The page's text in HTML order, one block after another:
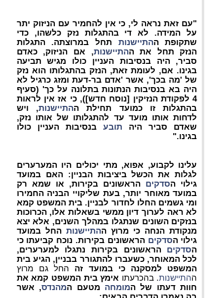
"עם זאת נראה לי, כי אין להחמיר עם הניזוק יתר
על המידה. לא די בהתגלות נזק כלשהו, כדי
שתקופת ההתיישנות תחל במרוצתה. התגלות
הנזק תחל את ההתיישנות, אם הניזוק, כאדם
סביר, היה בנסיבות העניין כולו מגיש תביעה
בגינו. אם, לעומת זאת, הנזק בהתגלותו הוא נזק
של 'מה בכך', אשר 'אדם בר-דעת ומזג כרגיל לא
היה בא בנסיבות הנתונות בתלונה על כך' (סעיף
4 לפקודת הנזיקין [נוסח חדש]), כי אז אין לראות
בהתגלות זו כמועד תחילת ההתיישנות, ויש
לדחות אותו מועד עד להתגלותו של אותו נזק,
שאדם סביר היה תובע בנסיבות העניין כולו
בגינו."
עלינו לקבוע, אפוא, מתי יכולים היו המערערים
לגלות את הכשל ביציבות הבניין: האם במועד
גילוי הסדקים הראשונים בקירות, או שמא רק
במועד מאוחר יותר, בעת שליקויי הבניה החמירו
ומי גשמים החלו לחדור לבניין. בית המשפט קמא
לא ראה לערוך דיון ממשי בשאלות אלו, הכרוכות
בנזקים השונים שנתגלו במהלך השנים, אלא יצא
מנקודת הנחה כי מרוץ ההתיישנות החל במועד
גילוי הסדקים הראשונים בקירות. נוכח קביעתו כי
הסדקים הראשונים בקירות נתגלו למערערים,
לכל המאוחר, כשעברו להתגורר בבניין, הגיע בית
המשפט למסקנה כי במועד זה החל גם מרוץ
ההתיישנות. בהכרעתו אימץ בית המשפט קמא את
חוות דעתו של המומחה מטעם המהנדס, אשר